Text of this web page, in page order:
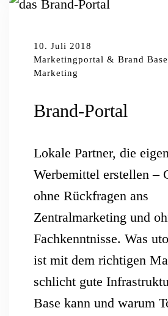
10. Juli 2018
Marketingportal & Brand
Marketing
Brand-Portal
Lokale Partner, die
Werbemittel erstellen –
ohne Rückfragen ans
Zentralmarketing und
Fachkenntnisse. Was
ist mit dem richtigen
schlicht gute
Base kann und warum